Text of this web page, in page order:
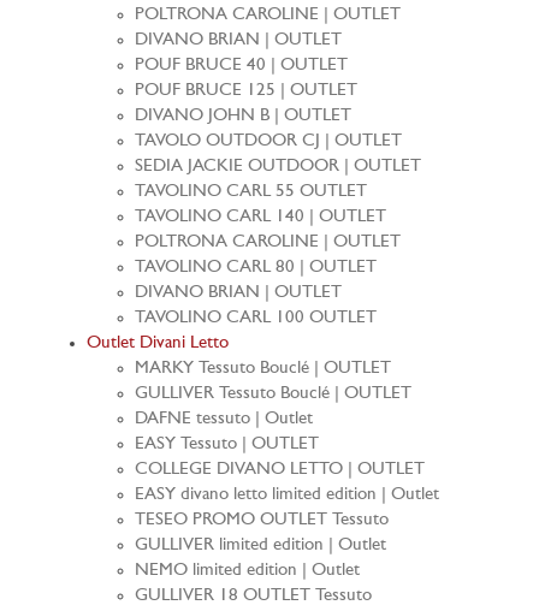
POLTRONA CAROLINE | OUTLET
DIVANO BRIAN | OUTLET
POUF BRUCE 40 | OUTLET
POUF BRUCE 125 | OUTLET
DIVANO JOHN B | OUTLET
TAVOLO OUTDOOR CJ | OUTLET
SEDIA JACKIE OUTDOOR | OUTLET
TAVOLINO CARL 55 OUTLET
TAVOLINO CARL 140 | OUTLET
POLTRONA CAROLINE | OUTLET
TAVOLINO CARL 80 | OUTLET
DIVANO BRIAN | OUTLET
TAVOLINO CARL 100 OUTLET
Outlet Divani Letto
MARKY Tessuto Bouclé | OUTLET
GULLIVER Tessuto Bouclé | OUTLET
DAFNE tessuto | Outlet
EASY Tessuto | OUTLET
COLLEGE DIVANO LETTO | OUTLET
EASY divano letto limited edition | Outlet
TESEO PROMO OUTLET Tessuto
GULLIVER limited edition | Outlet
NEMO limited edition | Outlet
GULLIVER 18 OUTLET Tessuto